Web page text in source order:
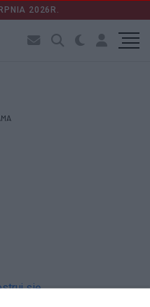
2026R.
się